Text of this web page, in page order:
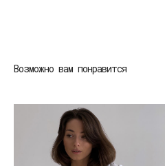
Возможно вам понравится
ВОПРОСЫ И
КОНТАКТЫ
О БРЕНДЕ